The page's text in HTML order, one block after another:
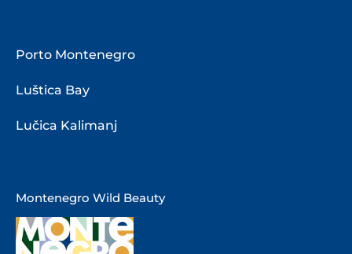
Porto Montenegro
Luštica Bay
Lučica Kalimanj
Montenegro Wild Beauty